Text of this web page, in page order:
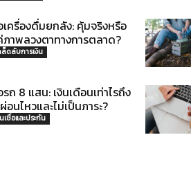
เครื่องดื่มยกลัง: คุ้มจริงหรือ
ภาพลวงตาทางการตลาด?
ล็ดลับการเงิน
ถ 8 แสน: เงินเดือนเท่าไรถึง
อนไหวและไม่เป็นภาระ?
เชื่อและประกัน